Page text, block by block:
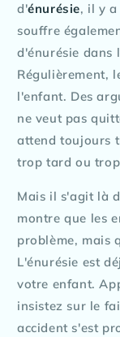
e
d'énurésie, il y a
souffre
d'énurésie dans
Régulièrement,
l'enfant. Des
ne veut pas
attend toujours
trop tard ou
Mais il s'agit là
montre que les
problème, mais
L'énurésie est
votre enfant.
insistez sur le
accident s'est